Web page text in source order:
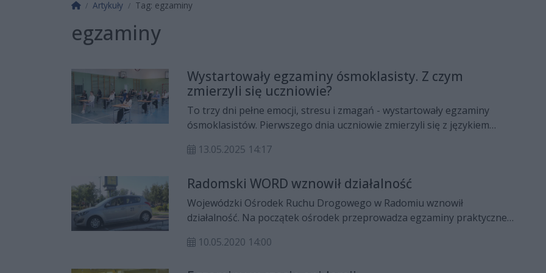
Strona główna
Artykuły Tag: egzaminy
egzaminy
Wystartowały egzaminy ósmoklasisty. Z czym
zmierzyli się uczniowie?
To trzy dni pełne emocji, stresu i zmagań - wystartowały egzaminy
ósmoklasistów. Pierwszego dnia uczniowie zmierzyli się z językiem
13.05.2025 14:17
Radomski WORD wznowił działalność
Wojewódzki Ośrodek Ruchu Drogowego w Radomiu wznowił
działalność. Na początek ośrodek przeprowadza egzaminy praktyczne
10.05.2020 14:00